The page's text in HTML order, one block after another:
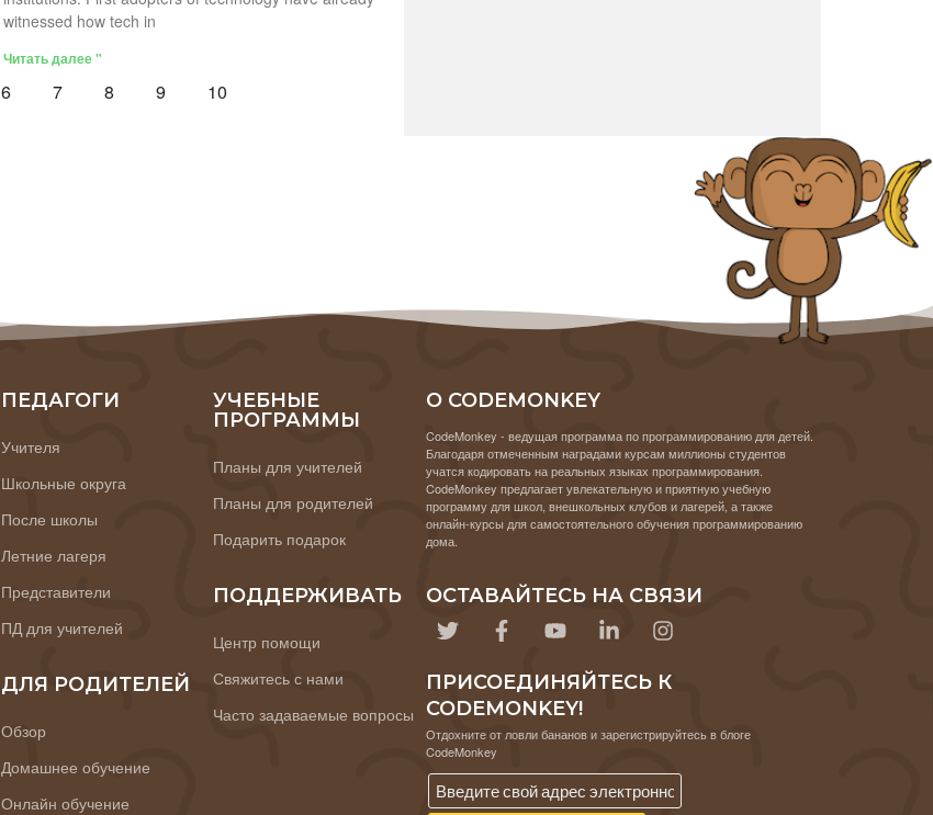
witnessed how tech in
Читать далее "
6 7 8 9 10
ПЕДАГОГИ
Учителя
Школьные округа
После школы
Летние лагеря
Представители
ПД для учителей
ДЛЯ РОДИТЕЛЕЙ
Обзор
Домашнее обучение
Онлайн обучение
УЧЕБНЫЕ
ПРОГРАММЫ
Планы для учителей
Планы для родителей
Подарить подарок
ПОДДЕРЖИВАТЬ
Центр помощи
Свяжитесь с нами
Часто задаваемые вопросы
О CODEMONKEY
CodeMonkey - ведущая программа по программированию для детей.
Благодаря отмеченным наградами курсам миллионы студентов
учатся кодировать на реальных языках программирования.
CodeMonkey предлагает увлекательную и приятную учебную
программу для школ, внешкольных клубов и лагерей, а также
онлайн-курсы для самостоятельного обучения программированию
дома.
ОСТАВАЙТЕСЬ НА СВЯЗИ
ПРИСОЕДИНЯЙТЕСЬ К
CODEMONKEY!
Отдохните от ловли бананов и зарегистрируйтесь в блоге
CodeMonkey